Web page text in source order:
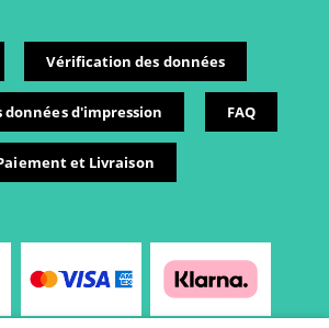
Vérification des données
données d'impression FAQ
et Livraison